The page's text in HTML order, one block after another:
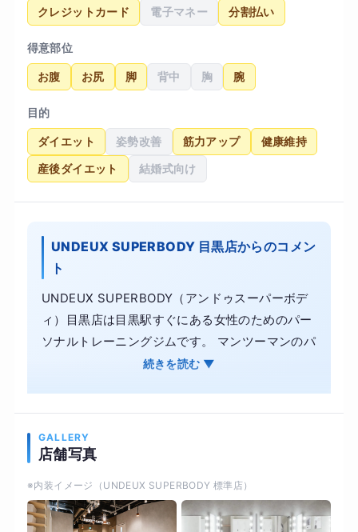
クレジットカード 電子マネー 分割払い
得意部位
お腹 お尻 脚 背中 胸 腕
目的
ダイエット 姿勢改善 筋力アップ 健康維持
産後ダイエット 結婚式向け
UNDEUX SUPERBODY 目黒店からのコメン
ト
UNDEUX SUPERBODY（アンドゥスーパーボデ
ィ）目黒店は目黒駅すぐにある女性のためのパー
ソナルトレーニングジムです。 マンツーマンのパ
ーソナルトレーニング指導と、無理な食事制限で
的に楽しく！私たちダイエットのスペシャリスト
続きを読む ▼
GALLERY
店舗写真
※内装イメージ（UNDEUX SUPERBODY 標準店）